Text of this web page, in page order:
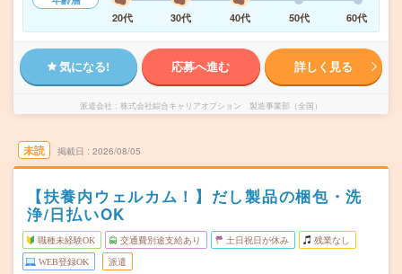
20代
30代 40代 50代 60代
気になる! 応募へ進む 詳しく見る
派遣会社 株式会社綜合キャリアオプション 製造事業部（全国）
未読 掲載日 2026/08/05
【扶養内ウェルカム！】だし製品の梱包・洗
浄/日払いOK
職種未経験OK 交通費別途支給あり 土日祝日が休み 残業なし
WEB登録OK 派遣